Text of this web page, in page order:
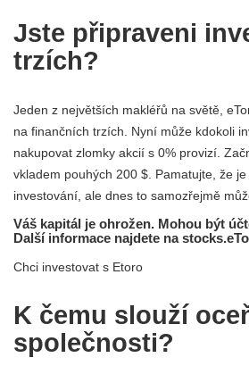
Jste připraveni
trzích?
Jeden z největších makléřů na světě,
na finančních trzích. Nyní může kdokoli
nakupovat zlomky akcií s 0% provizí.
vkladem pouhých 200 $. Pamatujte, že
investování, ale dnes to samozřejmě
Váš kapitál je ohrožen. Mohou být
Další informace najdete na
Chci investovat s Etoro
K čemu slouží
společnosti?